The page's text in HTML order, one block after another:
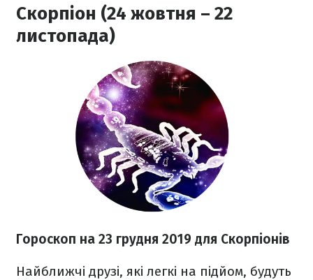
Скорпіон (24 жовтня – 22
листопада)
Гороскоп на 23 грудня 2019 для Скорпіонів
Найближчі друзі, які легкі на підйом, будуть